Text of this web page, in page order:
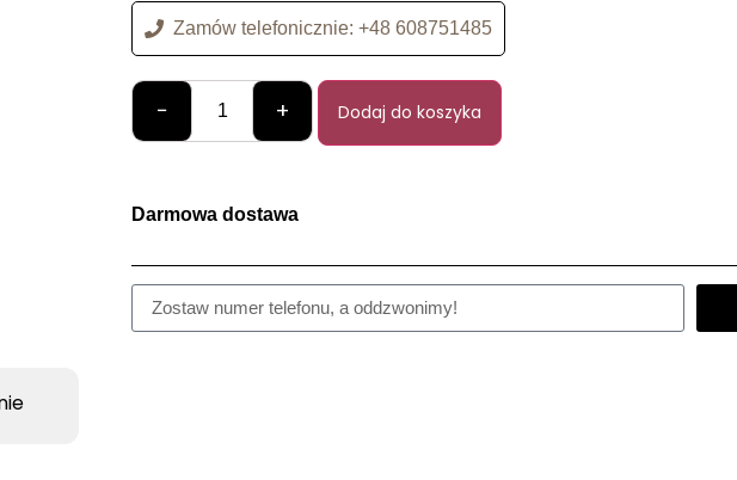
Zamów telefonicznie: +48 608751485
− + Dodaj do koszyka
Darmowa dostawa